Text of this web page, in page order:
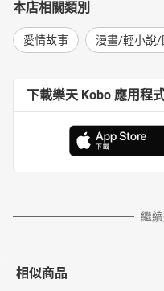
本店相關類別
愛情故事 漫畫/輕小說/
下載樂天 Kobo 應用程
繼
相似商品